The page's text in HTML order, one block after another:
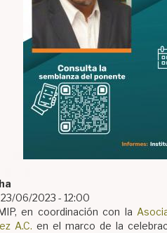
06/2023 - 12:00
en coordinación con la
A.C. en el marco de la